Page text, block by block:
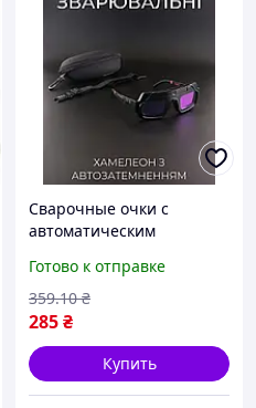
Сварочные очки с
автоматическим
защитным футляром -
идеальная защита для
глаз во время сварочных
работ
Готово к отправке
285₴
359.10 ₴
Купить